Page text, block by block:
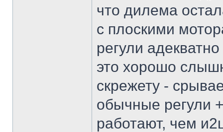
что дилема
с плоскими
регули
это хорошо
скрежету -
обычные регули
работают, чем